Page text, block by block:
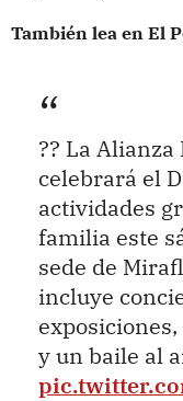
También lea en El
?? La
celebrará el
actividades
familia este
sede de
incluye
y un baile al